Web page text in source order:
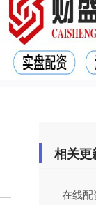
相关更
在线